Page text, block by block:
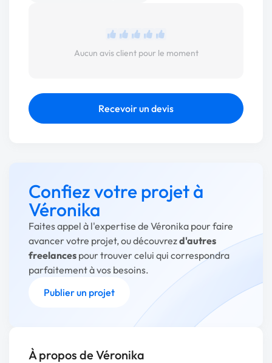
Aucun avis client pour le moment
Recevoir un devis
Confiez votre projet à
Véronika
Faites appel à l'expertise de Véronika pour faire
avancer votre projet, ou découvrezd'autres
freelances pour trouver celui qui correspondra
parfaitement à vos besoins.
Publier un projet
À propos de Véronika